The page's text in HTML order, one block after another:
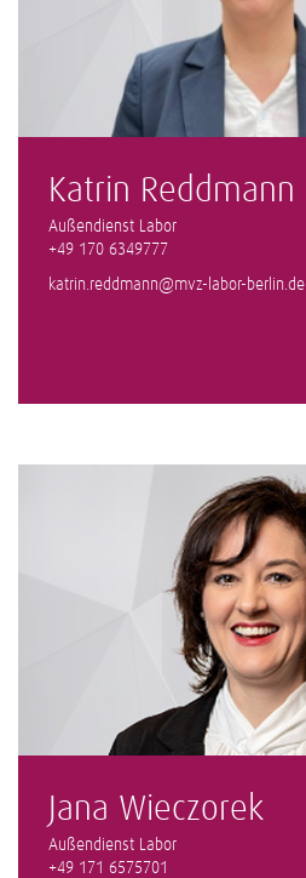
Katrin Reddmann
Außendienst Labor
+49 170 6349777
katrin.reddmann@mvz-labor-berlin.de
Jana Wieczorek
Außendienst Labor
+49 171 6575701